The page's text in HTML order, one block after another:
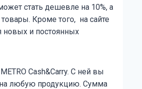
стать дешевле на 10%, а
Кроме того, на сайте
новых и постоянных
Cash&Carry. С ней вы
на любую продукцию. Сумма